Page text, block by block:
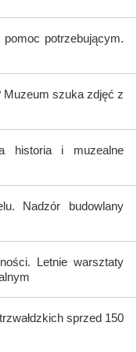
potrzebującym.
Muzeum szuka zdjęć z
historia i muzealne
Nadzór budowlany
Letnie warsztaty
sprzed 150